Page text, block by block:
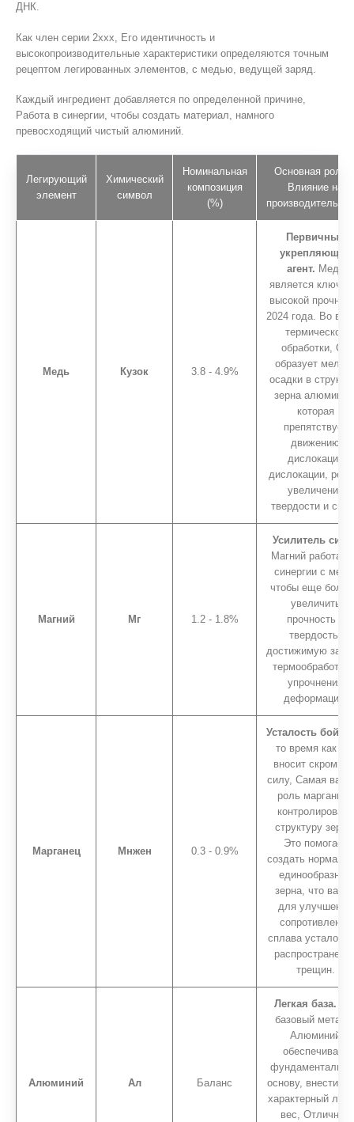
ДНК.
Как член серии 2xxx, Его идентичность и
высокопроизводительные характеристики определяются точным
рецептом легированных элементов, с медью, ведущей заряд.
Каждый ингредиент добавляется по определенной причине,
Работа в синергии, чтобы создать материал, намного
превосходящий чистый алюминий.
Легирующий
элемент
Химический
символ
Номинальная
композиция
(%)
Основная роль
Влияние на
Медь Кузок 3.8 - 4.9%
Первичный
укрепляющий
агент. Медь
является
высокой
2024 года. Во
термической
обработки, Он
образует
осадки в
зерна
которая
препятствует
движению
дислокации
дислокации,
увеличение
твердости и
Магний Мг 1.2 - 1.8%
Усилитель
Магний работает
синергии с
чтобы еще
увеличить
прочность и
твердость,
достижимую за
термообработки
упрочнения
деформации.
Марганец Мнжен 0.3 - 0.9%
Усталость бойца.
то время как
вносит скромно
силу, Самая
роль марганца -
контролировать
структуру
Это помогает
создать
единообразные
зерна, что
для улучшения
сопротивления
сплава
трещин.
Алюминий Ал Баланс
Легкая база.
базовый
Алюминий
обеспечивает
основу, внести
характерный
вес, Отличная